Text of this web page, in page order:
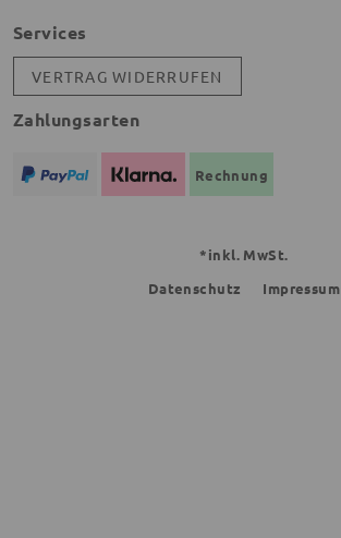
Services
VERTRAG WIDERRUFEN
Zahlungsarten
Rechnung
*inkl. MwSt.
Datenschutz
Impressum